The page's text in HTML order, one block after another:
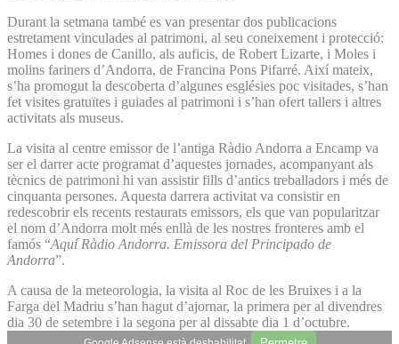
Durant la setmana també es van presentar dos publicacions
estretament vinculades al patrimoni, al seu coneixement i protecció:
Homes i dones de Canillo, als auficis, de Robert Lizarte, i Moles i
molins fariners d’Andorra, de Francina Pons Pifarré. Així mateix,
s’ha promogut la descoberta d’algunes esglésies poc visitades, s’han
fet visites gratuïtes i guiades al patrimoni i s’han ofert tallers i altres
activitats als museus.
La visita al centre emissor de l’antiga Ràdio Andorra a Encamp va
ser el darrer acte programat d’aquestes jornades, acompanyant als
tècnics de patrimoni hi van assistir fills d’antics treballadors i més de
cinquanta persones. Aquesta darrera activitat va consistir en
redescobrir els recents restaurats emissors, els que van popularitzar
el nom d’Andorra molt més enllà de les nostres fronteres amb el
famós “Aquí Ràdio Andorra. Emissora del Principado de
Andorra”.
A causa de la meteorologia, la visita al Roc de les Bruixes i a la
Farga del Madriu s’han hagut d’ajornar, la primera per al divendres
dia 30 de setembre i la segona per al dissabte dia 1 d’octubre.